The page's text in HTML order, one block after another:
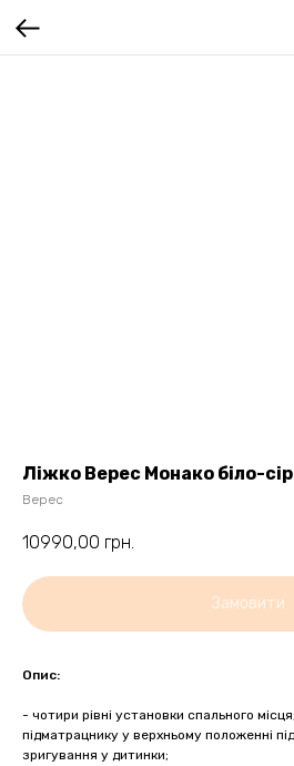
Ліжко Верес Монако біло-
Верес
10990,00 грн.
Замовити
Опис:
- чотири рівні установки спального
підматрацнику у верхньому положенні
зригування у дитинки;